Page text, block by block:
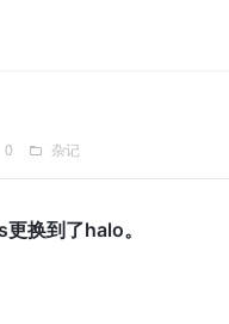
0 杂记
换到了halo。